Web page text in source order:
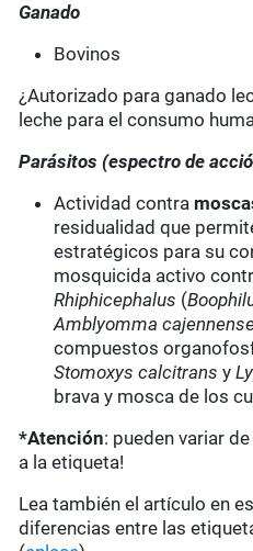
Ganado
Bovinos
¿Autorizado para ganado
leche para el consumo
Parásitos (espectro de
Actividad contra
residualidad que
estratégicos para su
mosquicida activo
Rhiphicephalus (
Amblyomma
compuestos
Stomoxys calcitrans y
brava y mosca de los
*Atención: pueden variar
a la etiqueta!
Lea también el artículo en
diferencias entre las